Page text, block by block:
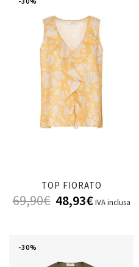
TOP FIORATO
69,90€ 48,93€ IVA inclusa
-30%